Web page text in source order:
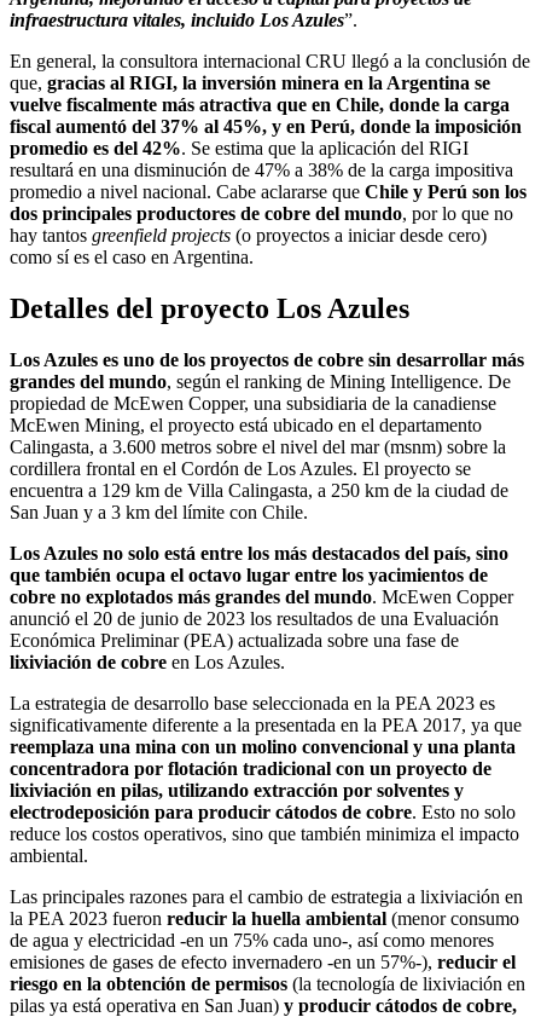
infraestructura vitales, incluido Los Azules”.
En general, la consultora internacional CRU llegó a la conclusión de
que, gracias al RIGI, la inversión minera en la Argentina se
vuelve fiscalmente más atractiva que en Chile, donde la carga
fiscal aumentó del 37% al 45%, y en Perú, donde la imposición
promedio es del 42%. Se estima que la aplicación del RIGI
resultará en una disminución de 47% a 38% de la carga impositiva
promedio a nivel nacional. Cabe aclararse que Chile y Perú son los
dos principales productores de cobre del mundo, por lo que no
hay tantos greenfield projects (o proyectos a iniciar desde cero)
como sí es el caso en Argentina.
Detalles del proyecto Los Azules
Los Azules es uno de los proyectos de cobre sin desarrollar más
grandes del mundo, según el ranking de Mining Intelligence. De
propiedad de McEwen Copper, una subsidiaria de la canadiense
McEwen Mining, el proyecto está ubicado en el departamento
Calingasta, a 3.600 metros sobre el nivel del mar (msnm) sobre la
cordillera frontal en el Cordón de Los Azules. El proyecto se
encuentra a 129 km de Villa Calingasta, a 250 km de la ciudad de
San Juan y a 3 km del límite con Chile.
Los Azules no solo está entre los más destacados del país, sino
que también ocupa el octavo lugar entre los yacimientos de
cobre no explotados más grandes del mundo. McEwen Copper
anunció el 20 de junio de 2023 los resultados de una Evaluación
Económica Preliminar (PEA) actualizada sobre una fase de
lixiviación de cobre en Los Azules.
La estrategia de desarrollo base seleccionada en la PEA 2023 es
significativamente diferente a la presentada en la PEA 2017, ya que
reemplaza una mina con un molino convencional y una planta
concentradora por flotación tradicional con un proyecto de
lixiviación en pilas, utilizando extracción por solventes y
electrodeposición para producir cátodos de cobre. Esto no solo
reduce los costos operativos, sino que también minimiza el impacto
ambiental.
Las principales razones para el cambio de estrategia a lixiviación en
la PEA 2023 fueron reducir la huella ambiental (menor consumo
de agua y electricidad -en un 75% cada uno-, así como menores
emisiones de gases de efecto invernadero -en un 57%-), reducir el
riesgo en la obtención de permisos (la tecnología de lixiviación en
pilas ya está operativa en San Juan) y producir cátodos de cobre,